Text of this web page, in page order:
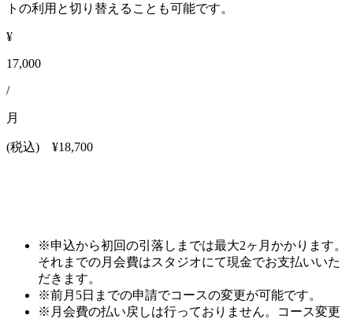
トの利用と切り替えることも可能です。
¥
17,000
/
月
(税込) ¥18,700
※申込から初回の引落しまでは最大2ヶ月かかります。
それまでの月会費はスタジオにて現金でお支払いいた
だきます。
※前月5日までの申請でコースの変更が可能です。
※月会費の払い戻しは行っておりません。コース変更